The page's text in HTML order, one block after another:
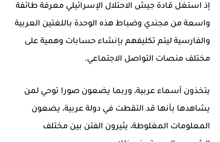
إذ استغل قادة جيش الاحتلال الإسرائيلي معرفة طائفة
واسعة من مجندي وضباط هذه الوحدة باللغتين العربية
والفارسية ليتم تكليفهم بإنشاء حسابات وهمية على
مختلف منصات التواصل الاجتماعي.
يتخذون أسماء عربية، وربما يضعون صورا توحي لمن
يشاهدها بأنها قد التقطت في دولة عربية، يضعون
المعلومات المغلوطة، يثيرون الفتن بين مختلف